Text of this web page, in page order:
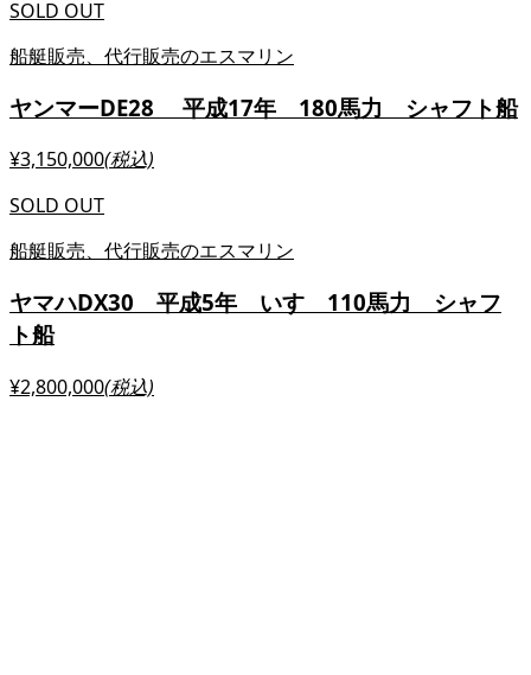
SOLD OUT
船艇販売、代行販売のエスマリン
ヤンマーDE28 平成17年 180馬力 シャフト船
¥3,150,000(税込)
SOLD OUT
船艇販売、代行販売のエスマリン
ヤマハDX30 平成5年 いすゞ110馬力 シャフ
ト船
¥2,800,000(税込)